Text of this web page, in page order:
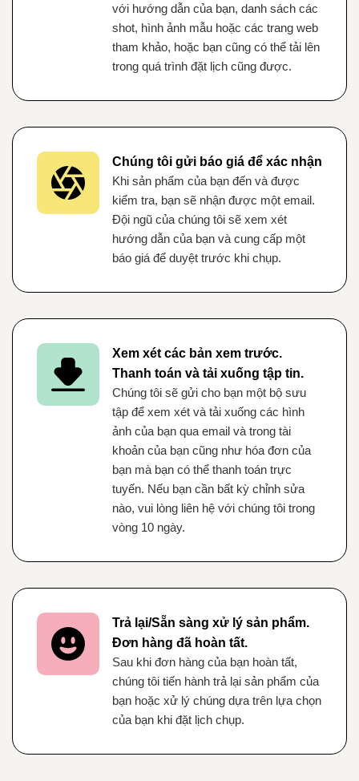
với hướng dẫn của bạn, danh sách các
shot, hình ảnh mẫu hoặc các trang web
tham khảo, hoặc bạn cũng có thể tải lên
trong quá trình đặt lịch cũng được.
Chúng tôi gửi báo giá để xác nhận
Khi sản phẩm của bạn đến và được
kiểm tra, bạn sẽ nhận được một email.
Đội ngũ của chúng tôi sẽ xem xét
hướng dẫn của bạn và cung cấp một
báo giá để duyệt trước khi chụp.
Xem xét các bản xem trước.
Thanh toán và tải xuống tập tin.
Chúng tôi sẽ gửi cho bạn một bộ sưu
tập để xem xét và tải xuống các hình
ảnh của bạn qua email và trong tài
khoản của bạn cũng như hóa đơn của
bạn mà bạn có thể thanh toán trực
tuyến. Nếu bạn cần bất kỳ chỉnh sửa
nào, vui lòng liên hệ với chúng tôi trong
vòng 10 ngày.
Trả lại/Sẵn sàng xử lý sản phẩm.
Đơn hàng đã hoàn tất.
Sau khi đơn hàng của bạn hoàn tất,
chúng tôi tiến hành trả lại sản phẩm của
bạn hoặc xử lý chúng dựa trên lựa chọn
của bạn khi đặt lịch chụp.